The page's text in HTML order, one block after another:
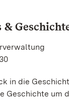
&
in die
Geschichte um